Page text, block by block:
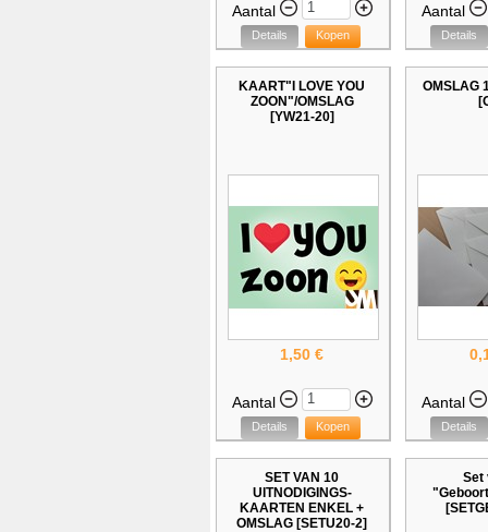
Aantal
Details Kopen
Aantal
Details
KAART"I LOVE YOU
ZOON"/OMSLAG
[YW21-20]
1,50 €
Aantal
Details Kopen
OMSLAG
Aantal
Details
SET VAN 10
UITNODIGINGS-
KAARTEN ENKEL +
OMSLAG [SETU20-2]
Set